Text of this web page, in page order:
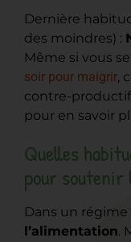
Dernière
des moindres) :
Même si vous
soir pour maigrir,
contre-
pour en savoir
Quelles
pour soutenir
Dans un
l’alimentation.